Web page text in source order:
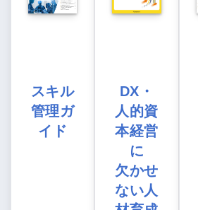
スキル
管理ガ
イド
DX・
人的資
本経営
に
欠かせ
ない人